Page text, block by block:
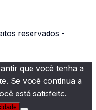
reservados -
que você tenha a
Se você continua a
está satisfeito.